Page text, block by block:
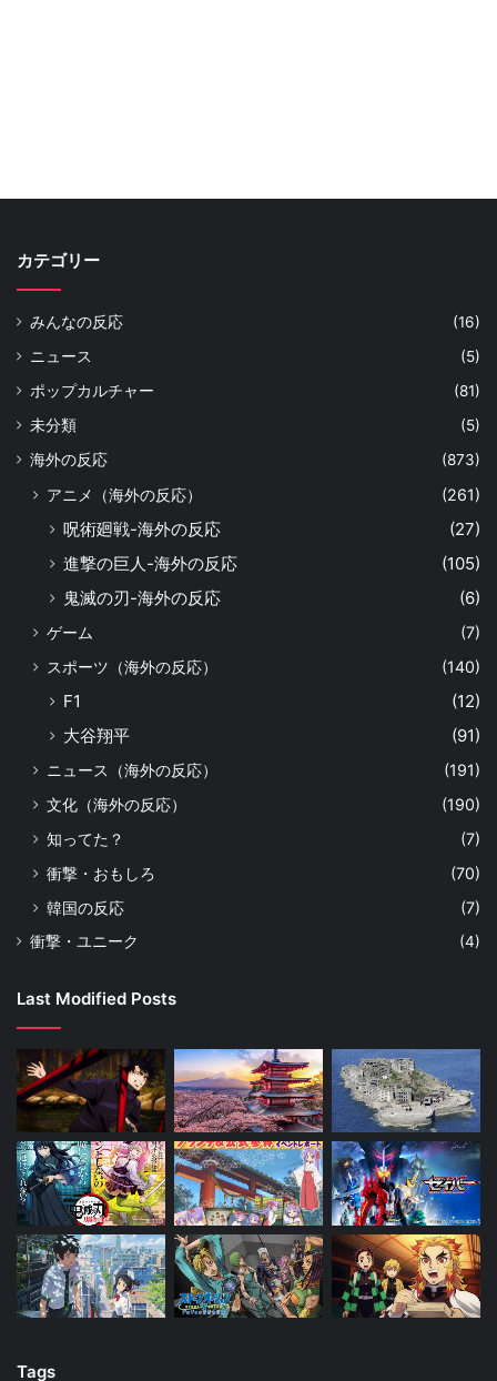
カテゴリー
みんなの反応
(16)
ニュース
(5)
ポップカルチャー
(81)
未分類
(5)
海外の反応
(873)
アニメ（海外の反応） (261)
呪術廻戦-海外の反応
(27)
進撃の巨人-海外の反応
(105)
鬼滅の刃-海外の反応
(6)
ゲーム
(7)
スポーツ（海外の反応）
(140)
F1
(12)
大谷翔平
(91)
ニュース（海外の反応）
(191)
文化（海外の反応）
(190)
知ってた？
(7)
衝撃・おもしろ
(70)
韓国の反応
(7)
衝撃・ユニーク (4)
Last Modified Posts
Tags